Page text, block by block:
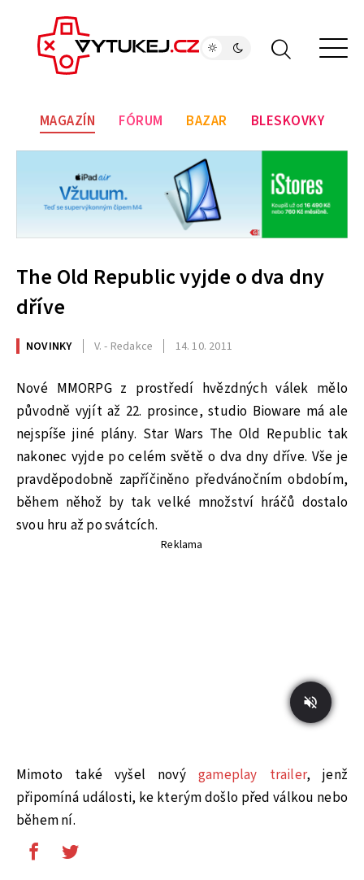
MAGAZÍN FÓRUM BAZAR BLESKOVKY
The Old Republic vyjde o dva dny
dříve
NOVINKY V. - Redakce 14. 10. 2011
Nové MMORPG z prostředí hvězdných válek mělo
původně vyjít až 22. prosince, studio Bioware má ale
nejspíše jiné plány. Star Wars The Old Republic tak
nakonec vyjde po celém světě o dva dny dříve. Vše je
pravděpodobně zapříčiněno předvánočním obdobím,
během něhož by tak velké množství hráčů dostalo
svou hru až po svátcích.
Reklama
Mimoto také vyšel nový gameplay trailer, jenž
připomíná události, ke kterým došlo před válkou nebo
během ní.